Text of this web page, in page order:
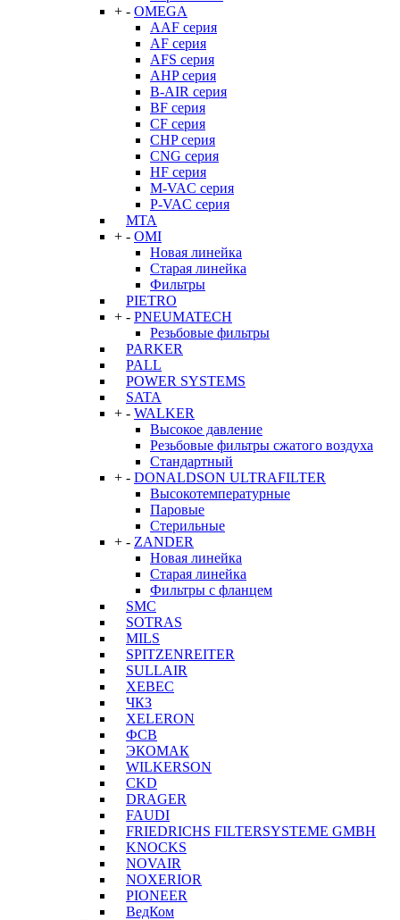
+ - OMEGA
AAF серия
AF серия
AFS серия
AHP серия
B-AIR серия
BF серия
CF серия
CHP серия
CNG серия
HF серия
M-VAC серия
P-VAC серия
MTA
+ - OMI
Новая линейка
Старая линейка
Фильтры
PIETRO
+ - PNEUMATECH
Резьбовые фильтры
PARKER
PALL
POWER SYSTEMS
SATA
+ - WALKER
Высокое давление
Резьбовые фильтры сжатого воздуха
Стандартный
+ - DONALDSON ULTRAFILTER
Высокотемпературные
Паровые
Стерильные
+ - ZANDER
Новая линейка
Старая линейка
Фильтры с фланцем
SMC
SOTRAS
MILS
SPITZENREITER
SULLAIR
XEBEC
ЧКЗ
XELERON
ФСВ
ЭКОМАК
WILKERSON
CKD
DRAGER
FAUDI
FRIEDRICHS FILTERSYSTEME GMBH
KNOCKS
NOVAIR
NOXERIOR
PIONEER
ВедКом